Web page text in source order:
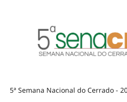
5ª Semana Nacional do Cerrado -